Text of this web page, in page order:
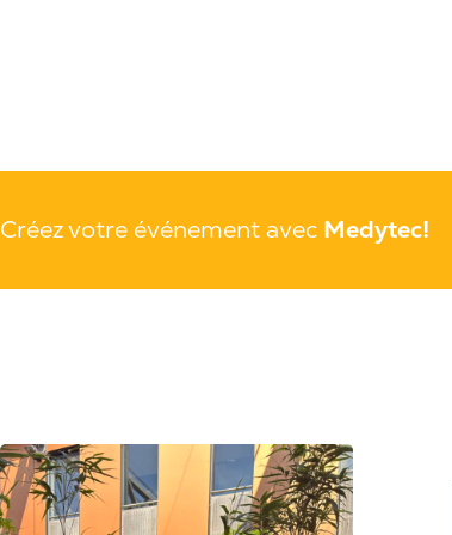
Créez votre événement avec Medytec!